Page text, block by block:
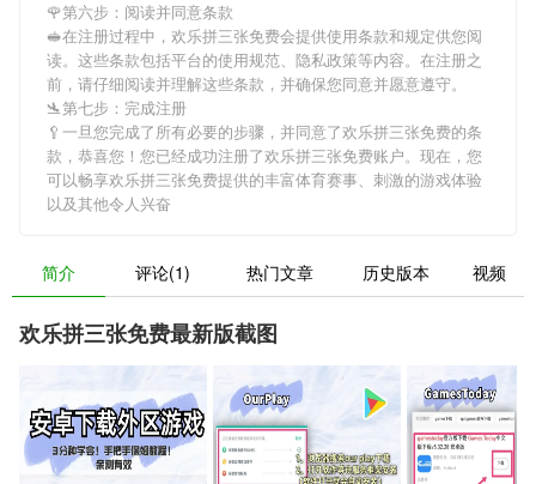
🌹第六步：阅读并同意条款
🥪在注册过程中， 欢乐拼三张免费会提供使用条款和规定供您阅
读。这些条款包括平台的使用规范、隐私政策等内容。在注册之
前，请仔细阅读并理解这些条款，并确保您同意并愿意遵守。
🛬第七步：完成注册
🥄一旦您完成了所有必要的步骤，并同意了欢乐拼三张免费的条
款，恭喜您！您已经成功注册了欢乐拼三张免费账户。现在，您
可以畅享欢乐拼三张免费提供的丰富体育赛事、刺激的游戏体验
以及其他令人兴奋
简介 评论(1) 热门文章 历史版本 视频
欢乐拼三张免费最新版截图